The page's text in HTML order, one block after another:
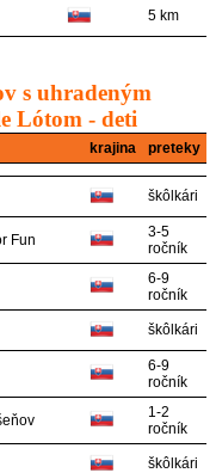
5 km
s uhradeným
Lótom - deti
krajina preteky
škôlkári
Fun
3-5
ročník
6-9
ročník
škôlkári
6-9
ročník
1-2
ročník
škôlkári